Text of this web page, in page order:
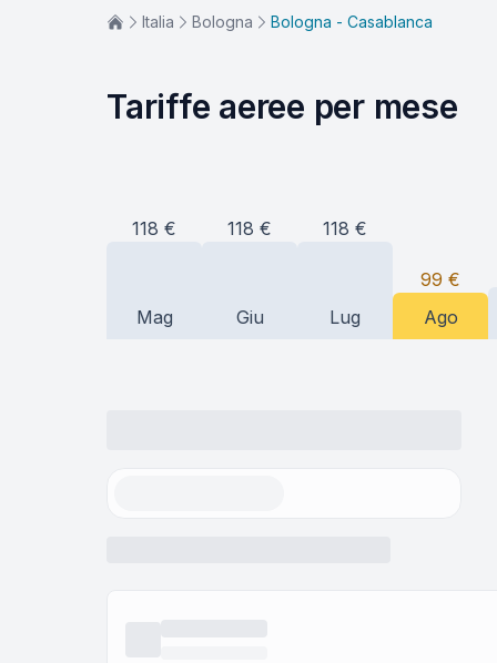
Italia Bologna Bologna - Casablanca
Tariffe aeree per mese
118 €
Mag
118 €
Giu
118 €
Lug
99 €
Ago